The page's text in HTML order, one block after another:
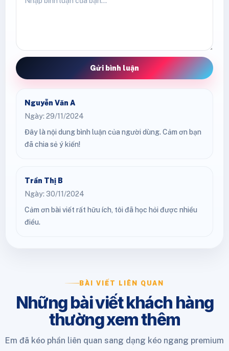
Gửi bình luận
Nguyễn Văn A
Ngày: 29/11/2024
Đây là nội dung bình luận của người dùng. Cảm ơn bạn
đã chia sẻ ý kiến!
Trần Thị B
Ngày: 30/11/2024
Cảm ơn bài viết rất hữu ích, tôi đã học hỏi được nhiều
điều.
BÀI VIẾT LIÊN QUAN
Những bài viết khách hàng
thường xem thêm
Em đã kéo phần liên quan sang dạng kéo ngang premium